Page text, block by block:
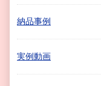
納品事例
実例動画